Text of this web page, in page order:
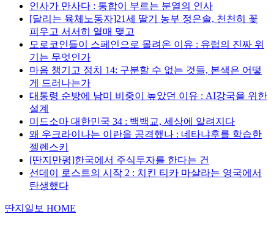
인사가 만사다 : 통합이 부르는 분열의 인사
[달리는 육체노동자]21세 딸기 농부 정은솔, 천천히 꽃
피우고 서서히 열매 맺고
모로코인들이 스페인으로 몰려온 이유 : 유럽의 진짜 위
기는 무엇인가
마음 챙기고 정치 14: 구분할 수 없는 것들, 본색은 어떻
게 드러나는가
대통령 순방에 남미 비중이 높았던 이유 : AI강국을 위한
설계
미드소마 대한민국 34 : 백백교, 세상에 알려지다
왜 우크라이나는 이란을 공격했나 : 네타냐후를 학습한
젤렌스키
[딴지만평]한국에서 주식투자를 한다는 건
선데이 로스트의 시작 2 : 치킨 티카 마살라는 영국에서
탄생했다
딴지일보 HOME